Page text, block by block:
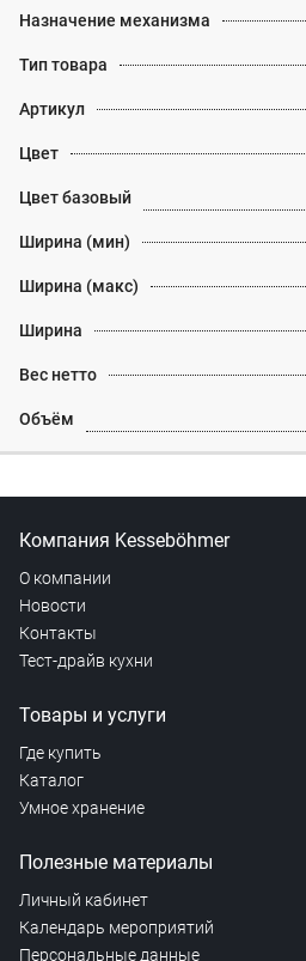
Назначение механизма
Тип товара
Артикул
Цвет
Цвет базовый
Ширина (мин)
Ширина (макс)
Ширина
Вес нетто
Объём
Компания Kesseböhmer
О компании
Новости
Контакты
Тест-драйв кухни
Товары и услуги
Где купить
Каталог
Умное хранение
Полезные материалы
Личный кабинет
Календарь мероприятий
Персональные данные